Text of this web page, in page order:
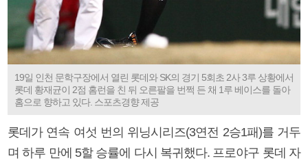
19일 인천 문학구장에서 열린 롯데와 SK의 경기 5회초 2사 3루 상황에서
롯데 황재균이 2점 홈런을 친 뒤 오른팔을 번쩍 든 채 1루 베이스를 돌아
홈으로 향하고 있다. 스포츠경향 제공
롯데가 연속 여섯 번의 위닝시리즈(3연전 2승1패)를 거두
며 하루 만에 5할 승률에 다시 복귀했다. 프로야구 롯데 자